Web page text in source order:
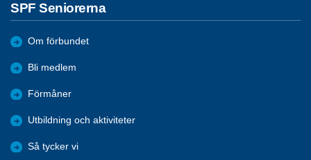
SPF Seniorerna
Om förbundet
Bli medlem
Förmåner
Utbildning och aktiviteter
Så tycker vi